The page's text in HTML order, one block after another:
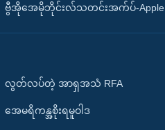
ဗွီအိုအေမိုဘိုင်းလ်သတင်းအက်ပ်-Apple
လွတ်လပ်တဲ့ အာရှအသံ RFA
အေမရိကန္အစိုးရမူဝါဒ